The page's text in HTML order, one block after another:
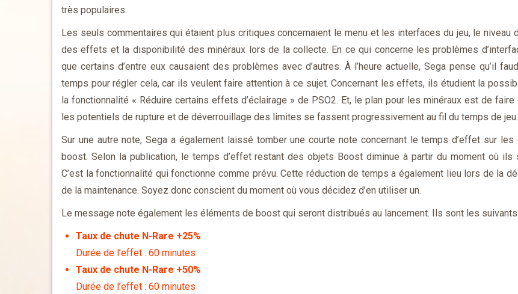
très populaires.
Les seuls commentaires qui étaient plus critiques concernaient le menu et les interfaces du jeu, le niveau
des effets et la disponibilité des minéraux lors de la collecte. En ce qui concerne les problèmes
que certains d’entre eux causaient des problèmes avec d’autres. À l’heure actuelle, Sega pense qu’il
temps pour régler cela, car ils veulent faire attention à ce sujet. Concernant les effets, ils étudient la
la fonctionnalité « Réduire certains effets d’éclairage » de PSO2. Et, le plan pour les minéraux est de faire
les potentiels de rupture et de déverrouillage des limites se fassent progressivement au fil du temps de jeu.
Sur une autre note, Sega a également laissé tomber une courte note concernant le temps d’effet sur les
boost. Selon la publication, le temps d’effet restant des objets Boost diminue à partir du moment où ils
C’est la fonctionnalité qui fonctionne comme prévu. Cette réduction de temps a également lieu lors de la
de la maintenance. Soyez donc conscient du moment où vous décidez d’en utiliser un.
Le message note également les éléments de boost qui seront distribués au lancement. Ils sont les suivants
Taux de chute N-Rare +25%
Durée de l’effet : 60 minutes
Taux de chute N-Rare +50%
Durée de l’effet : 60 minutes